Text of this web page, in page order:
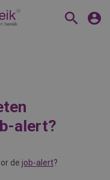
alert?
de job-alert?